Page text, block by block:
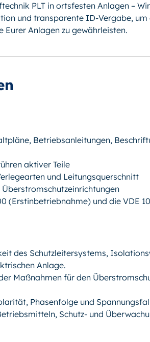
PLT in ortsfesten Anlagen –
und transparente ID-Vergabe, um
Anlagen zu gewährleisten.
Betriebsanleitungen,
aktiver Teile
und Leitungsquerschnitt
(Erstinbetriebnahme) und die VDE
des Schutzleitersystems,
Anlage.
Maßnahmen für den
Phasenfolge und
Schutz- und